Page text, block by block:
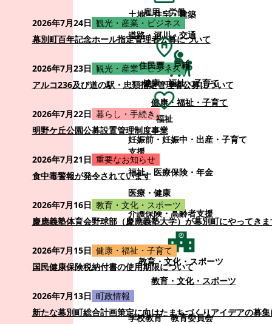
土地・住宅・建築
道路・河川・交通
健康・福祉・子育て
健康・福祉・子育て
妊娠前・妊娠中・出産・子育て
支援
福祉
医療保険・年金
医療・健康
介護保険・高齢者支援
教育・文化・スポーツ
教育・文化・スポーツ
学校教育
教育委員会
2026年7月24日 観光・産業・ビジネス
幕別町百年記念ホール指定管理者公募について
2026年7月23日 観光・産業・ビジネス
アルコ236及び道の駅・忠類指定管理者公募について
2026年7月22日 暮らし・手続き
明野ケ丘公園公募設置管理制度事業
2026年7月21日 重要なお知らせ
食中毒警報が発令されています
2026年7月16日 教育・文化・スポーツ
慶應義塾体育会野球部（慶應義塾大学）が幕別町にやってき
2026年7月15日 健康・福祉・子育て
国民健康保険税納付書の使用期限について
2026年7月13日 町政情報
新たな幕別町総合計画策定に向けたまちづくりアイデアの募
雇用・労働
住民票・戸籍
福祉